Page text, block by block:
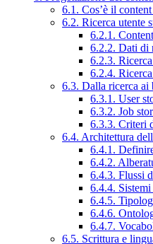
6.1. Cos’è il
6.2. Ricerca utente
6.2.1.
6.2.2. Dati di
6.2.3.
6.2.4.
6.3. Dalla ricerca ai
6.3.1. User
6.3.2. Job
6.3.3. Criteri
6.4. Architettura
6.4.1.
6.4.2.
6.4.3. Flussi
6.4.4.
6.4.5.
6.4.6.
6.4.7.
6.5. Scrittura e